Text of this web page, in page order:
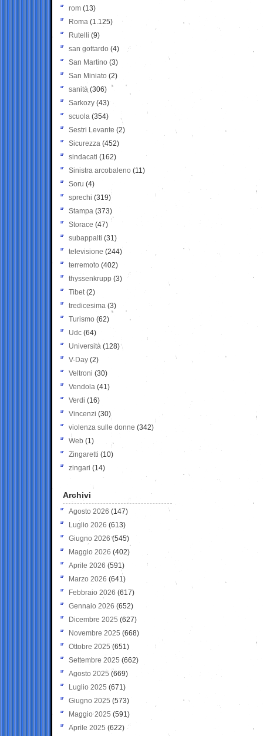
rom (13)
Roma (1.125)
Rutelli (9)
san gottardo (4)
San Martino (3)
San Miniato (2)
sanità (306)
Sarkozy (43)
scuola (354)
Sestri Levante (2)
Sicurezza (452)
sindacati (162)
Sinistra arcobaleno (11)
Soru (4)
sprechi (319)
Stampa (373)
Storace (47)
subappalti (31)
televisione(244)
terremoto (402)
thyssenkrupp (3)
Tibet(2)
tredicesima (3)
Turismo (62)
Udc (64)
Università (128)
V-Day (2)
Veltroni (30)
Vendola (41)
Verdi (16)
Vincenzi (30)
violenza sulle donne (342)
Web (1)
Zingaretti (10)
zingari (14)
Archivi
Agosto 2026 (147)
Luglio 2026 (613)
Giugno 2026 (545)
Maggio 2026 (402)
Aprile 2026 (591)
Marzo 2026 (641)
Febbraio 2026 (617)
Gennaio 2026 (652)
Dicembre 2025 (627)
Novembre 2025 (668)
Ottobre 2025 (651)
Settembre 2025 (662)
Agosto 2025 (669)
Luglio 2025 (671)
Giugno 2025 (573)
Maggio 2025 (591)
Aprile 2025 (622)